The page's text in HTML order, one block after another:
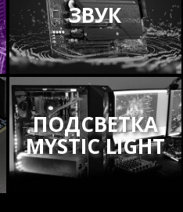
ЗВУК
ПОДСВЕТКА
MYSTIC LIGHT